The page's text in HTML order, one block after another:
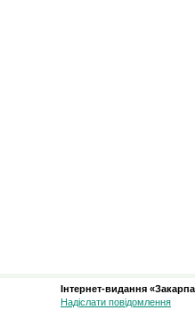
Інтернет-видання
Надіслати повідомлення